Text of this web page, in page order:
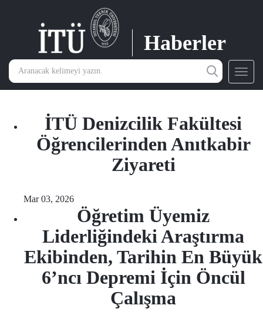
Haberler
İTÜ Denizcilik Fakültesi
Öğrencilerinden Anıtkabir
Ziyareti
Mar 03, 2026
Öğretim Üyemiz
Liderliğindeki Araştırma
Ekibinden, Tarihin En Büyük
6’ncı Depremi İçin Öncül
Çalışma